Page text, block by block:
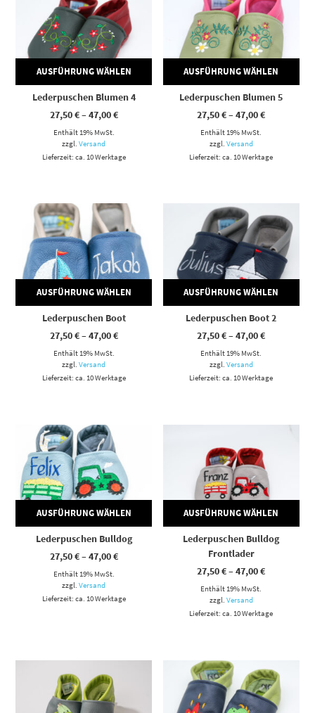
AUSFÜHRUNG WÄHLEN
Lederpuschen Blumen 4
27,50€–47,00€Preisspanne:
Enthält 19% MwSt.
zzgl.Versand
Lieferzeit: ca. 10 Werktage
AUSFÜHRUNG WÄHLEN
Lederpuschen Blumen 5
27,50€–47,00€
Enthält 19% MwSt.
zzgl. Versand
Lieferzeit: ca. 10 Werktage
AUSFÜHRUNG WÄHLEN
Dieses Produkt weist mehrere Varianten auf. Die Optionen können auf der Produktseite gewählt werden
Lederpuschen Boot
27,50€–47,00€Preisspanne:
Enthält 19% MwSt.
zzgl.Versand
Lieferzeit: ca. 10 Werktage
AUSFÜHRUNG WÄHLEN
Lederpuschen Boot 2
27,50€–47,00€
Enthält 19% MwSt.
zzgl. Versand
Lieferzeit: ca. 10 Werktage
AUSFÜHRUNG WÄHLEN
Dieses Produkt weist mehrere Varianten auf. Die Optionen können auf der Produktseite gewählt werden
Lederpuschen Bulldog
27,50€–47,00€Preisspanne:
Enthält 19% MwSt.
zzgl.Versand
Lieferzeit: ca. 10 Werktage
AUSFÜHRUNG WÄHLEN
Dieses Produkt weist mehrere Varianten auf. Die Optionen können auf der Produktseite gewählt werden
Lederpuschen Bulldog
Frontlader
27,50€–47,00€
Enthält 19% MwSt.
zzgl. Versand
Lieferzeit: ca. 10 Werktage
Dieses Produkt weist mehrere Varianten auf. Die Optionen können auf der Produktseite gewählt werden